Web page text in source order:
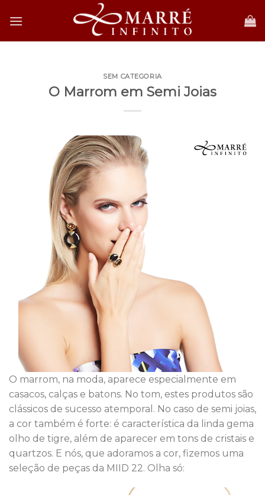
SEM CATEGORIA
O Marrom em Semi Joias
O marrom, na moda, aparece especialmente em
casacos, calças e batons. No tom, estes produtos são
clássicos de sucesso atemporal. No caso de semi joias,
a cor também é forte: é característica da linda gema
olho de tigre, além de aparecer em tons de cristais e
quartzos. E nós, que adoramos a cor, fizemos uma
seleção de peças da MIID 22. Olha só: